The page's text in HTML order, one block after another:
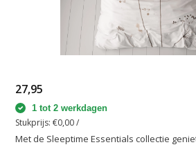
27,95
1 tot 2 werkdagen
Stukprijs:€0,00/
Met de Sleeptime Essentials collectie